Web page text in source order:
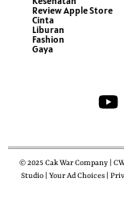
Review Apple Store
Cinta
Liburan
Fashion
Gaya
© 2025 Cak War Company |
Studio | Your Ad Choices |